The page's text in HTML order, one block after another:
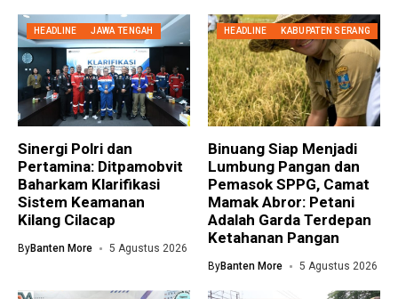
HEADLINE JAWA TENGAH
Sinergi Polri dan
Pertamina: Ditpamobvit
Baharkam Klarifikasi
Sistem Keamanan
Kilang Cilacap
ByBanten More 5 Agustus 2026
HEADLINE KABUPATEN SERANG
Binuang Siap Menjadi
Lumbung Pangan dan
Pemasok SPPG, Camat
Mamak Abror: Petani
Adalah Garda Terdepan
Ketahanan Pangan
ByBanten More 5 Agustus 2026